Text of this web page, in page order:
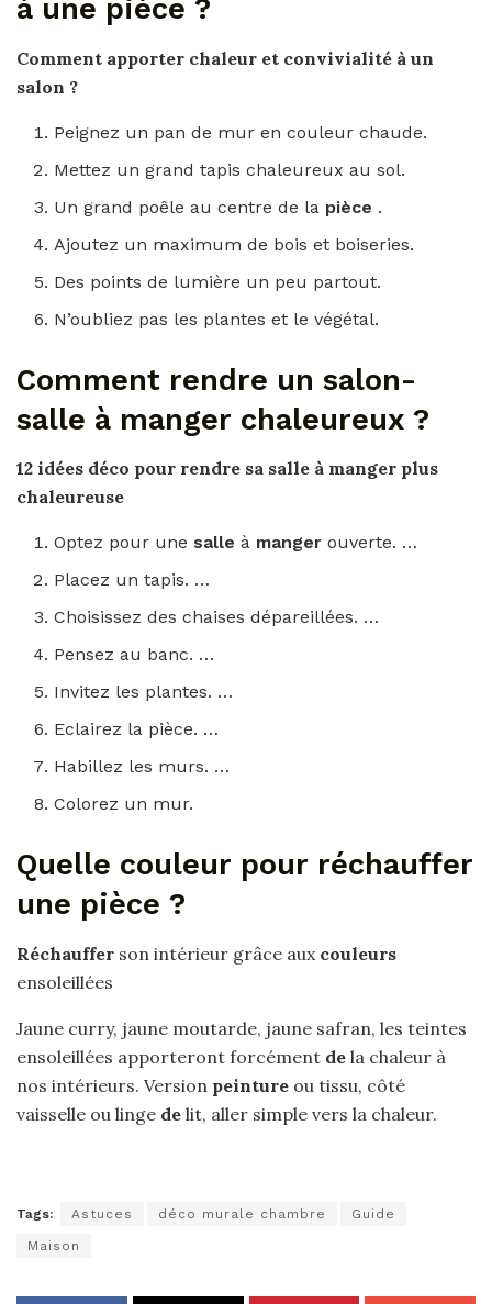
à une pièce ?
Comment apporter chaleur et convivialité à un
salon ?
Peignez un pan de mur en couleur chaude.
Mettez un grand tapis chaleureux au sol.
Un grand poêle au centre de la pièce .
Ajoutez un maximum de bois et boiseries.
Des points de lumière un peu partout.
N’oubliez pas les plantes et le végétal.
Comment rendre un salon-
salle à manger chaleureux ?
12 idées déco pour rendre sa salle à manger plus
chaleureuse
Optez pour une salleà mangerouverte. …
Placez un tapis. …
Choisissez des chaises dépareillées. …
Pensez au banc. …
Invitez les plantes. …
Eclairez la pièce. …
Habillez les murs. …
Colorez un mur.
Quelle couleur pour réchauffer
une pièce ?
Réchauffer son intérieur grâce aux couleurs
ensoleillées
Jaune curry, jaune moutarde, jaune safran, les teintes
ensoleillées apporteront forcément de la chaleur à
nos intérieurs. Version peinture ou tissu, côté
vaisselle ou linge de lit, aller simple vers la chaleur.
Tags: Astuces déco murale chambre Guide
Maison